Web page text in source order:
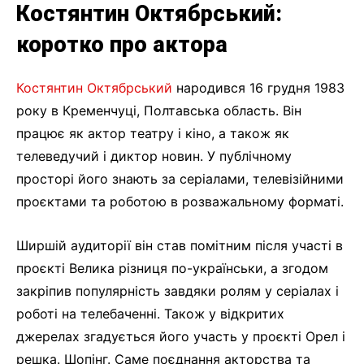
Костянтин Октябрський:
коротко про актора
Костянтин Октябрський народився 16 грудня 1983
року в Кременчуці, Полтавська область. Він
працює як актор театру і кіно, а також як
телеведучий і диктор новин. У публічному
просторі його знають за серіалами, телевізійними
проєктами та роботою в розважальному форматі.
Ширшій аудиторії він став помітним після участі в
проєкті Велика різниця по-українськи, а згодом
закріпив популярність завдяки ролям у серіалах і
роботі на телебаченні. Також у відкритих
джерелах згадується його участь у проєкті Орел і
решка. Шопінг. Саме поєднання акторства та